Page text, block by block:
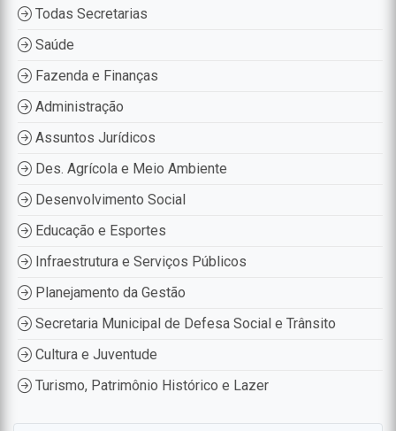
Todas Secretarias
Saúde
Fazenda e Finanças
Administração
Assuntos Jurídicos
Des. Agrícola e Meio Ambiente
Desenvolvimento Social
Educação e Esportes
Infraestrutura e Serviços Públicos
Planejamento da Gestão
Secretaria Municipal de Defesa Social e Trânsito
Cultura e Juventude
Turismo, Patrimônio Histórico e Lazer